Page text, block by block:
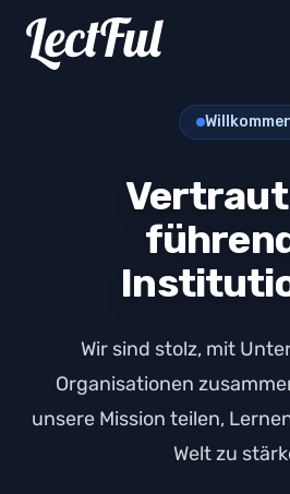
Your Company
Wir sind stolz, mit
Organisationen
unsere Mission teilen,
Welt zu